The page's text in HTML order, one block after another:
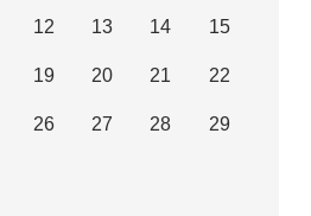
12 13 14 15
19 20 21 22
26 27 28 29